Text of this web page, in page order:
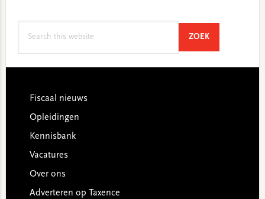
ZOEKSEARCH
Footer
Fiscaal nieuws
Opleidingen
Kennisbank
Vacatures
Over ons
Adverteren op Taxence